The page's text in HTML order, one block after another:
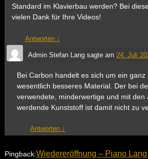
Standard im Klavierbau werden? Bei
vielen Dank für Ihre Videos!
Antworten ↓
Admin Stefan Langsagte am 24. Juli
Bei Carbon handelt es sich um ein ganz
wesentlich besseres Material. Der bei
verwendete, minderwertige und mit den
werdende Kunststoff ist damit nicht zu
Antworten ↓
Pingback:Wiedereröffnung – Piano